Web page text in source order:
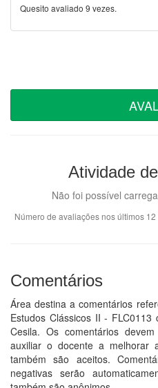
Quesito avaliado 9 vezes.
Atividade
Não foi possível
Número de avaliações nos últimos
Comentários
Área destina a comentários
Estudos Clássicos II -
Cesila. Os comentários
auxiliar o docente a melhorar
também são aceitos.
negativas serão